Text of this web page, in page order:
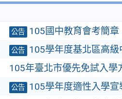
公告 105國中教育會考簡章
公告 105學年度基北區高
105年臺北市優先免試入學
公告 105學年度適性入學宣